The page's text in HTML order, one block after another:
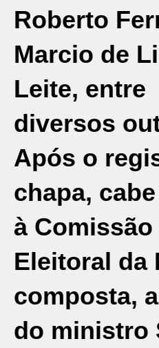
Roberto
Marcio de
Leite, entre
diversos
Após o
chapa,
à Comissão
Eleitoral da
composta,
do ministro